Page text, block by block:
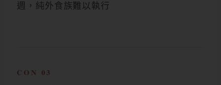
週，純外食族難以執行
CON 03